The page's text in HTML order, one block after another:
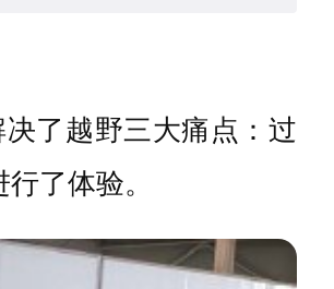
了越野三大痛点：过
了体验。